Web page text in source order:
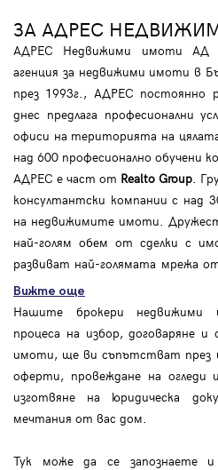
ЗА АДРЕС
АДРЕС Недвижими имоти АД е
агенция за недвижими имоти в
през 1993г., АДРЕС постоянно
днес предлага професионални
офиси на територията на
над 600 професионално обучени
АДРЕС е част от Realto Group.
консултантски компании с над
на недвижимите имоти.
най-голям обем от сделки с
развиват най-голямата мрежа
Вижте още
Нашите брокери недвижими
процеса на избор, договаряне и
имоти, ще ви съпътстват през
оферти, провеждане на огледи
изготвяне на юридическа
мечтания от вас дом.
Тук може да се запознаете